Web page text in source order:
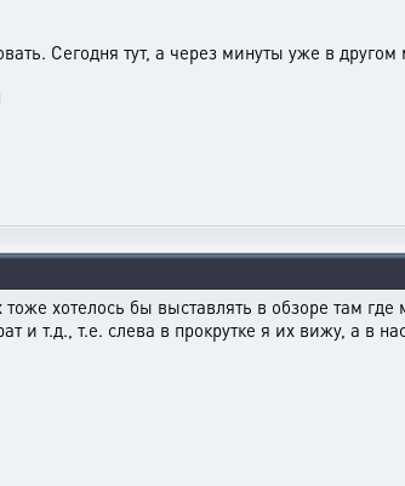
Сегодня тут, а через минуты уже в другом
тоже хотелось бы выставлять в обзоре там
и т.д., т.е. слева в прокрутке я их вижу, а в